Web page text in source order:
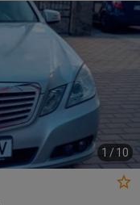
1 / 10